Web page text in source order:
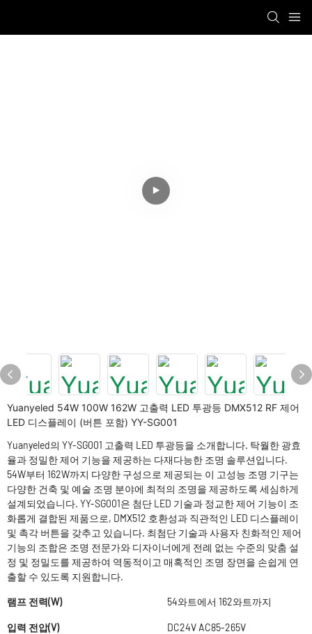
Yuanyeled 54W 100W 162W 고출력 LED 투광등 DMX512 RF 제어
LED 디스플레이 (버튼 포함) YY-SG001
Yuanyeled의 YY-SG001 고출력 LED 투광등을 소개합니다. 탁월한 광효
율과 정밀한 제어 기능을 제공하는 다재다능한 조명 솔루션입니다.
54W부터 162W까지 다양한 구성으로 제공되는 이 고성능 조명 기구는
다양한 건축 및 예술 조명 분야에 최적의 조명을 제공하도록 세심하게
설계되었습니다. YY-SG001은 첨단 LED 기술과 정교한 제어 기능이 조
화롭게 결합된 제품으로, DMX512 호환성과 직관적인 LED 디스플레이
및 촉각 버튼을 갖추고 있습니다. 최첨단 기술과 사용자 친화적인 제어
기능의 조합은 조명 전문가와 디자이너에게 전례 없는 수준의 맞춤 설
정 및 정밀도를 제공하여 역동적이고 매혹적인 조명 장면을 손쉽게 연
출할 수 있도록 지원합니다.
램프 전력(W) 54와트에서 162와트까지
입력 전압(V) DC24V AC85-265V